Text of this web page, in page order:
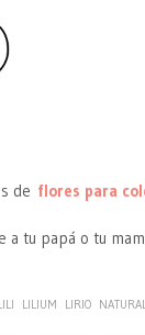
de flores para
a tu papá o tu
LILIUM LIRIO